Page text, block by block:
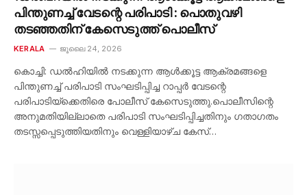
പിന്തുണച്ച് വേടന്റെ പരിപാടി : പൊതുവഴി
തടഞ്ഞതിന് കേസെടുത്ത് പൊലീസ്
KERALA ജൂലൈ 24, 2026
കൊച്ചി: ഡൽഹിയിൽ നടക്കുന്ന ആൾക്കൂട്ട ആക്രമങ്ങളെ
പിന്തുണച്ച് പരിപാടി സംഘടിപ്പിച്ച റാപ്പർ വേടന്റെ
പരിപാടിയ്ക്കെതിരെ പോലീസ് കേസെടുത്തു.പൊലീസിന്റെ
അനുമതിയില്ലാതെ പരിപാടി സംഘടിപ്പിച്ചതിനും ഗതാഗതം
തടസ്സപ്പെടുത്തിയതിനും വെള്ളിയാഴ്ച കേസ്…